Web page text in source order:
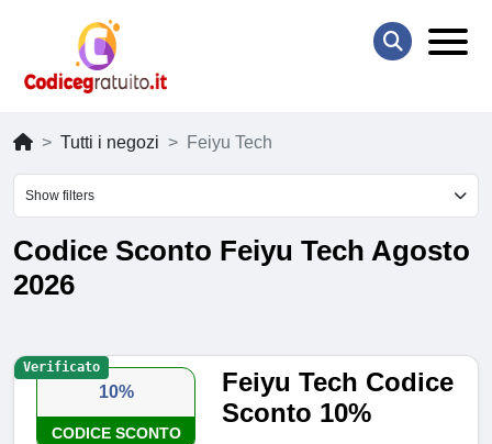
Tutti i negozi Feiyu Tech
Show filters
Codice Sconto Feiyu Tech Agosto
2026
10%
CODICE SCONTO
Feiyu Tech Codice
Sconto 10%
Verificato